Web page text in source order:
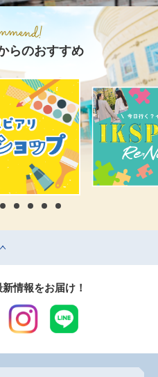
らのおすすめ
情報をお届け！